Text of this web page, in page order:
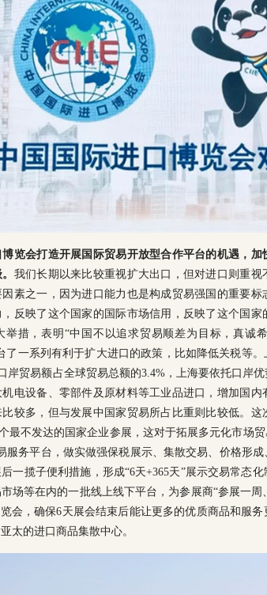
览会打造开展国际贸易开放型合作平台的机遇，
我们长期以来比较重视扩大出口，但对进口则重视
素之一，因为进口能力也是构成贸易强国的重要
反映了这个国家的国际市场信用，反映了这个国
举措，表明“中国不以追求贸易顺差为目标，真诚
了一系列有利于扩大进口的政策，比如降低关税等
岸贸易额占全球贸易总额的3.4%，上海要依托口岸
电设备、零部件及原材料等工业品进口，增加国
较多，但与发展中国家贸易所占比重则比较低。
最不发达的国家企业参展，这对于拓展多元化市场
服务平台，做实做强保税展示、集散交易、价格形
一揽子便利措施，形成“6天+365天”展示交易常态
场等在内的一批线上线下平台，为参展商“参展一周
会，确保6天展会结束后能让更多的优质商品和服
太的进口商品集散中心。